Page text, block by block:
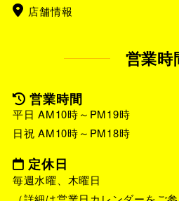
店舗情報
営業時
営業時間
平日 AM10時～PM19時
日祝 AM10時～PM18時
定休日
毎週水曜、木曜日